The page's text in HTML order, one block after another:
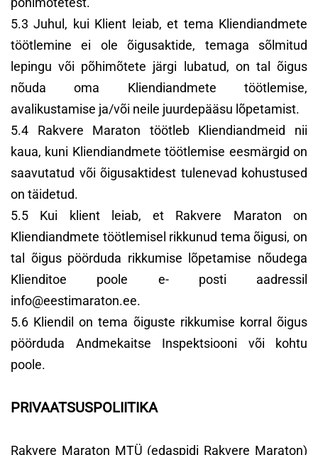
5.3 Juhul, kui Klient leiab, et tema Kliendiandmete
töötlemine ei ole õigusaktide, temaga sõlmitud
lepingu või põhimõtete järgi lubatud, on tal õigus
nõuda oma Kliendiandmete töötlemise,
avalikustamise ja/või neile juurdepääsu lõpetamist.
5.4 Rakvere Maraton töötleb Kliendiandmeid nii
kaua, kuni Kliendiandmete töötlemise eesmärgid on
saavutatud või õigusaktidest tulenevad kohustused
on täidetud.
5.5 Kui klient leiab, et Rakvere Maraton on
Kliendiandmete töötlemisel rikkunud tema õigusi, on
tal õigus pöörduda rikkumise lõpetamise nõudega
Klienditoe poole e- posti aadressil
info@eestimaraton.ee.
5.6 Kliendil on tema õiguste rikkumise korral õigus
pöörduda Andmekaitse Inspektsiooni või kohtu
poole.
PRIVAATSUSPOLIITIKA
Rakvere Maraton MTÜ (edaspidi Rakvere Maraton)